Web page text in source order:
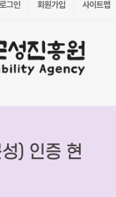
로그인 회원가입 사이트맵
) 인증 현